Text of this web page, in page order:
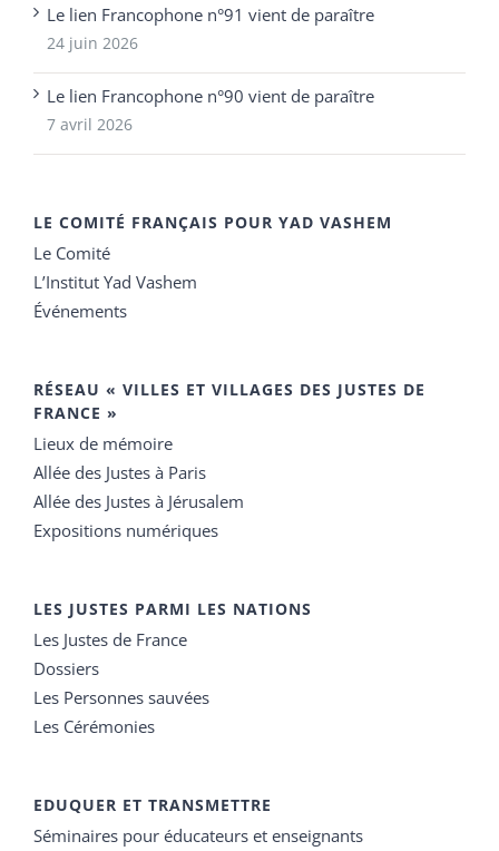
Le lien Francophone n°91 vient de paraître
24 juin 2026
Le lien Francophone n°90 vient de paraître
7 avril 2026
LE COMITÉ FRANÇAIS POUR YAD VASHEM
Le Comité
L’Institut Yad Vashem
Événements
RÉSEAU « VILLES ET VILLAGES DES JUSTES DE
FRANCE »
Lieux de mémoire
Allée des Justes à Paris
Allée des Justes à Jérusalem
Expositions numériques
LES JUSTES PARMI LES NATIONS
Les Justes de France
Dossiers
Les Personnes sauvées
Les Cérémonies
EDUQUER ET TRANSMETTRE
Séminaires pour éducateurs et enseignants